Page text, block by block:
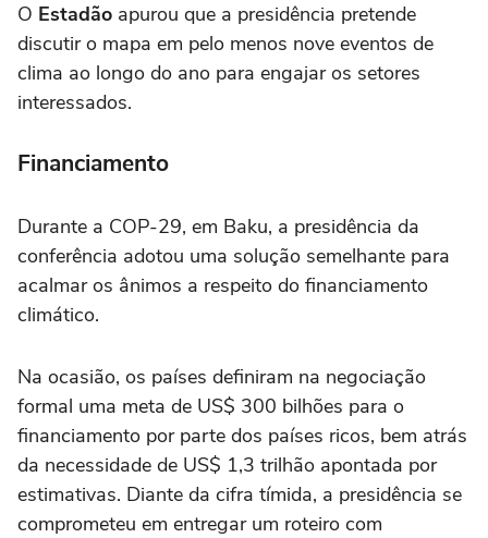
O Estadão apurou que a presidência pretende
discutir o mapa em pelo menos nove eventos de
clima ao longo do ano para engajar os setores
interessados.
Financiamento
Durante a COP-29, em Baku, a presidência da
conferência adotou uma solução semelhante para
acalmar os ânimos a respeito do financiamento
climático.
Na ocasião, os países definiram na negociação
formal uma meta de US$ 300 bilhões para o
financiamento por parte dos países ricos, bem atrás
da necessidade de US$ 1,3 trilhão apontada por
estimativas. Diante da cifra tímida, a presidência se
comprometeu em entregar um roteiro com